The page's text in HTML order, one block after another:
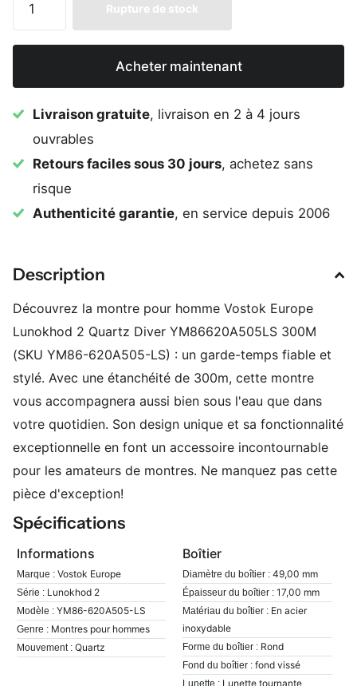
Rupture de stock
Acheter maintenant
Livraison gratuite, livraison en 2 à 4 jours
ouvrables
Retours faciles sous 30 jours, achetez sans
risque
Authenticité garantie, en service depuis 2006
Description
Découvrez la montre pour homme Vostok Europe
Lunokhod 2 Quartz Diver YM86620A505LS 300M
(SKU YM86-620A505-LS) : un garde-temps fiable et
stylé. Avec une étanchéité de 300m, cette montre
vous accompagnera aussi bien sous l'eau que dans
votre quotidien. Son design unique et sa fonctionnalité
exceptionnelle en font un accessoire incontournable
pour les amateurs de montres. Ne manquez pas cette
pièce d'exception!
Spécifications
Informations
Marque : Vostok Europe
Série : Lunokhod 2
Modèle : YM86-620A505-LS
Genre : Montres pour hommes
Mouvement : Quartz
Boîtier
Diamètre du boîtier : 49,00 mm
Épaisseur du boîtier : 17,00 mm
Matériau du boîtier : En acier
inoxydable
Forme du boîtier : Rond
Fond du boîtier : fond vissé
Lunette : Lunette tournante